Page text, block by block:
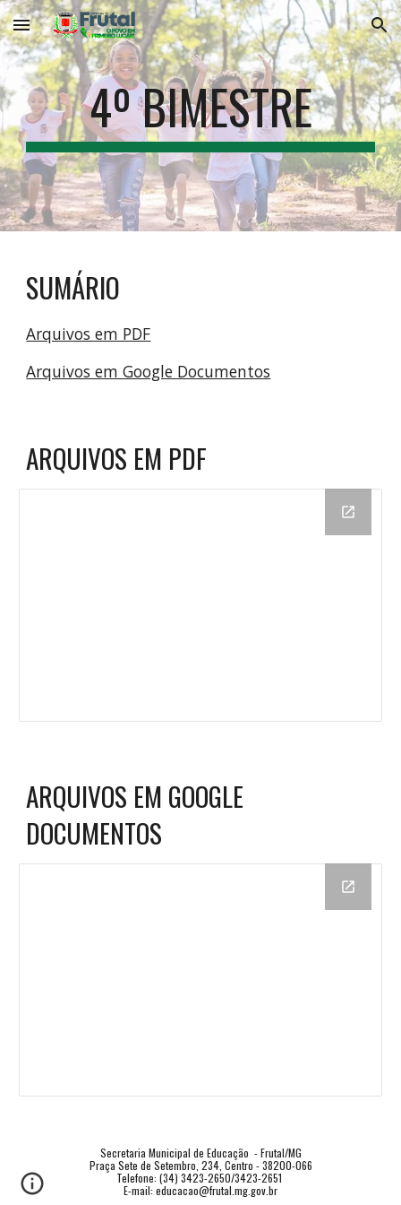
Skip to main content Skip to navigation
4º BIMESTRE
SUMÁRIO
Arquivos em PDF
Arquivos em Google Documentos
ARQUIVOS EM PDF
ARQUIVOS EM GOOGLE
DOCUMENTOS
Secretaria Municipal de Educação  - Frutal/MG
Praça Sete de Setembro, 234, Centro - 38200-066
Telefone: (34) 3423-2650/3423-2651
E-mail: educacao@frutal.mg.gov.br